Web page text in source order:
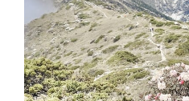
澱
藍
色)，
拍
照